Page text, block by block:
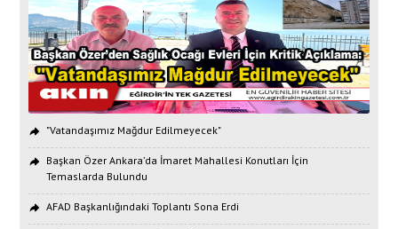
"Vatandaşımız Mağdur Edilmeyecek"
Başkan Özer Ankara’da İmaret Mahallesi Konutları İçin
Temaslarda Bulundu
AFAD Başkanlığındaki Toplantı Sona Erdi